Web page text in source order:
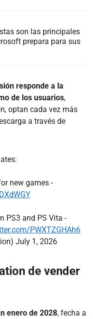
son las principales
prepara para sus
responde a la
de los usuarios,
optan cada vez más
a través de
new games -
PS3 and PS Vita -
PWXTZGHAh6
July 1, 2026
de vender
enero de 2028, fecha a